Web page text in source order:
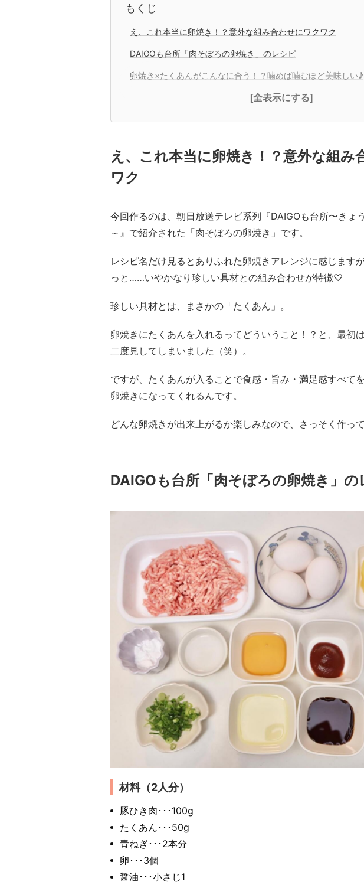
もくじ
え、これ本当に卵焼き！？意外な組み合わせにワクワク
DAIGOも台所「肉そぼろの卵焼き」のレシピ
卵焼き×たくあんがこんなに合う！？噛めば噛むほど美味しい♪
[全表示にする]
え、これ本当に卵焼き！？意外な組み
ワク
今回作るのは、朝日放送テレビ系列『DAIGOも台所〜きょ
～』で紹介された「肉そぼろの卵焼き」です。
レシピ名だけ見るとありふれた卵焼きアレンジに感じます
っと……いやかなり珍しい具材との組み合わせが特徴♡
珍しい具材とは、まさかの「たくあん」。
卵焼きにたくあんを入れるってどういうこと！？と、最初
二度見してしまいました（笑）。
ですが、たくあんが入ることで食感・旨み・満足感すべて
卵焼きになってくれるんです。
どんな卵焼きが出来上がるか楽しみなので、さっそく作っ
DAIGOも台所「肉そぼろの卵焼き」の
材料（2人分）
豚ひき肉･･･100g
たくあん･･･50g
青ねぎ･･･2本分
卵･･･3個
醤油･･･小さじ1